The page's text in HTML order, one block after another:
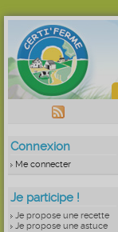
Connexion
Me connecter
Je participe !
Je propose une recette
Je propose une astuce